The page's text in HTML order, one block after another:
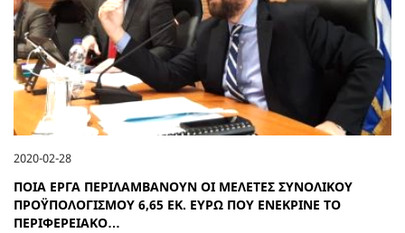
2020-02-28
ΠΟΙΑ ΕΡΓΑ ΠΕΡΙΛΑΜΒΑΝΟΥΝ ΟΙ ΜΕΛΕΤΕΣ ΣΥΝΟΛΙΚΟΥ
ΠΡΟΫΠΟΛΟΓΙΣΜΟΥ 6,65 ΕΚ. ΕΥΡΩ ΠΟΥ ΕΝΕΚΡΙΝΕ ΤΟ
ΠΕΡΙΦΕΡΕΙΑΚΟ…